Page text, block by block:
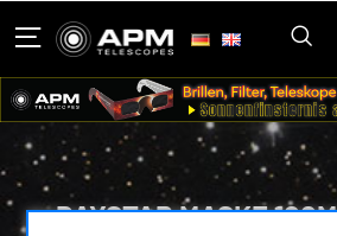
DAYSTAR MASKE